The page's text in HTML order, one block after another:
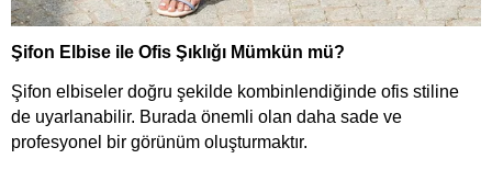
Şifon Elbise ile Ofis Şıklığı Mümkün mü?
Şifon elbiseler doğru şekilde kombinlendiğinde ofis stiline
de uyarlanabilir. Burada önemli olan daha sade ve
profesyonel bir görünüm oluşturmaktır.